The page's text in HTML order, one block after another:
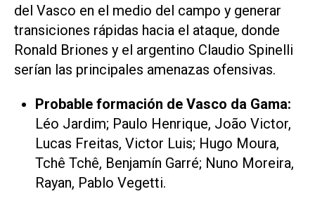
del Vasco en el medio del campo y generar
transiciones rápidas hacia el ataque, donde
Ronald Briones y el argentino Claudio Spinelli
serían las principales amenazas ofensivas.
Probable formación de Vasco da Gama:
Léo Jardim; Paulo Henrique, João Victor,
Lucas Freitas, Victor Luis; Hugo Moura,
Tchê Tchê, Benjamín Garré; Nuno Moreira,
Rayan, Pablo Vegetti.